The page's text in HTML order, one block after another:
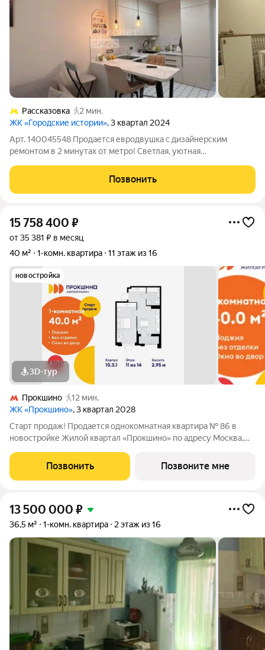
Рассказовка
2 мин.
ЖК «Городские истории», 3 квартал 2024
Арт. 140045548 Продается евродвушка с дизайнерским
ремонтом в 2 минутах от метро! Светлая, уютная
(евроформат). Ремонт делали для себя год назад, используя
только качественные и дорогие материалы.
Позвонить
15 758 400 ₽
от 35 381 ₽ в месяц
40 м²
1-комн. квартира 11 этаж из 16
новостройка
3D-тур
Прокшино
12 мин.
ЖК «Прокшино», 3 квартал 2028
Старт продаж! Продается однокомнатная квартира № 86 в
новостройке Жилой квартал «Прокшино» по адресу Москва,
Новомосковский административный округ, район Коммунарка,
ЖК Прокшино, 7.1.3. Общая площадь
Позвонить Позвоните мне
13 500 000 ₽
36,5 м² 1-комн. квартира 2 этаж из 16